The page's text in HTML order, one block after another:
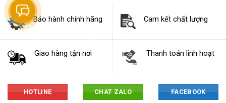
Bảo hành chính hãng Cam kết chất lượng
Giao hàng tận nơi Thanh toán linh hoạt
HOTLINE CHAT ZALO FACEBOOK